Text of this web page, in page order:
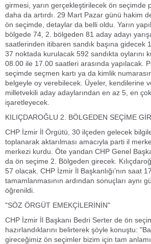
girmesi, yarın gerçekleştirilecek ön seçimde
daha da artırdı. 29 Mart Pazar günü hakim
ön seçimde, detaylar da belli oldu. Yarın
bölgede 74, 2. bölgeden 81 aday adayı
saatlerinden itibaren sandık başına gidecek
37 noktada kurulacak 592 sandıkta oylarını
08.00 ile 17.00 saatleri arasında yapılacak.
seçimde seçmen kartı ya da kimlik
belgeyle oy verebilecek. Üyeler, kendilerine
milletvekili aday adaylarından en az 5, en
işaretleyecek.
KILIÇDAROĞLU 2. BÖLGEDEN SEÇİME
CHP İzmir İl Örgütü, 30 ilçeden gelecek
toplanarak aktarılması amacıyla parti il
merkezi kurdu. Öte yandan CHP Genel
da ön seçime 2. Bölgeden girecek.
57 olacak. CHP İzmir İl Başkanlığı’nın saat
tamamlanmasının ardından sonuçları aynı
öğrenildi.
"SÖZ ÖRGÜT EMEKÇİLERİNİN"
CHP İzmir İl Başkanı Bedri Serter de ön
hazırlandıklarını belirterek şöyle konuştu:
gireceğimiz ön seçimler bizim için tam